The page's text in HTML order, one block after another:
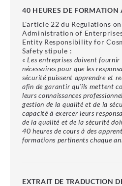
40 HEURES DE FORMATION
L'article 22 du Regulations
Administration of
Entity Responsibility for
Safety stipule :
« Les entreprises doivent
nécessaires pour que les
sécurité puissent apprendre et
afin de garantir qu'ils mettent
leurs connaissances
gestion de la qualité et de la
capacité à exercer leurs
de la qualité et de la sécurité
40 heures de cours à des
formations pertinents chaque
EXTRAIT DE TRADUCTION